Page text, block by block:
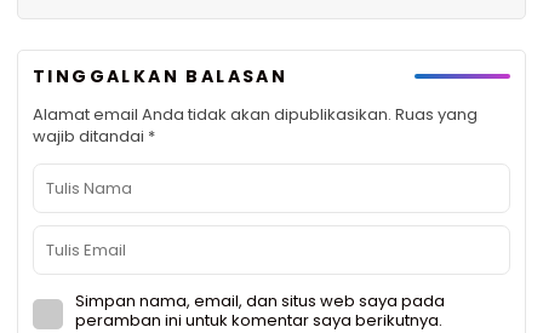
TINGGALKAN BALASAN
Alamat email Anda tidak akan dipublikasikan. Ruas yang
wajib ditandai *
Simpan nama, email, dan situs web saya pada
peramban ini untuk komentar saya berikutnya.